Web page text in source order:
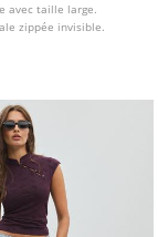
avec taille large.
zippée invisible.